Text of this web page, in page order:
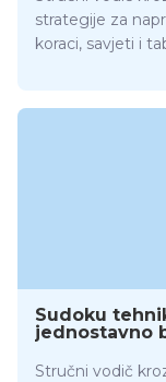
strategije za
koraci, savjeti i
Sudoku
jednostavno
Stručni vodič